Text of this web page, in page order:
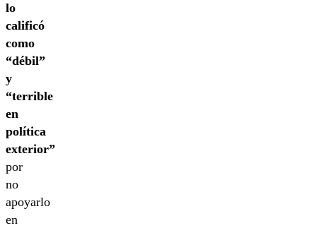
lo
calificó
como
“débil”
y
“terrible
en
política
exterior”
por
no
apoyarlo
en